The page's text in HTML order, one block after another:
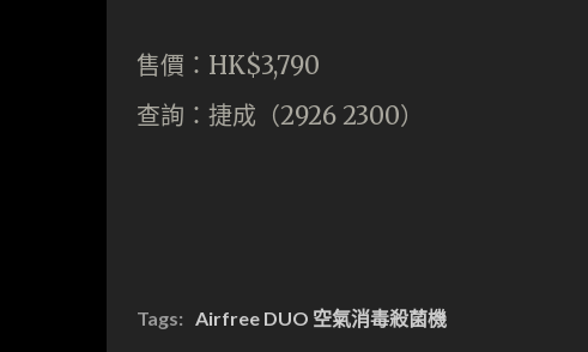
售價：HK$3,790
查詢：捷成（2926 2300）
Tags: Airfree DUO 空氣消毒殺菌機